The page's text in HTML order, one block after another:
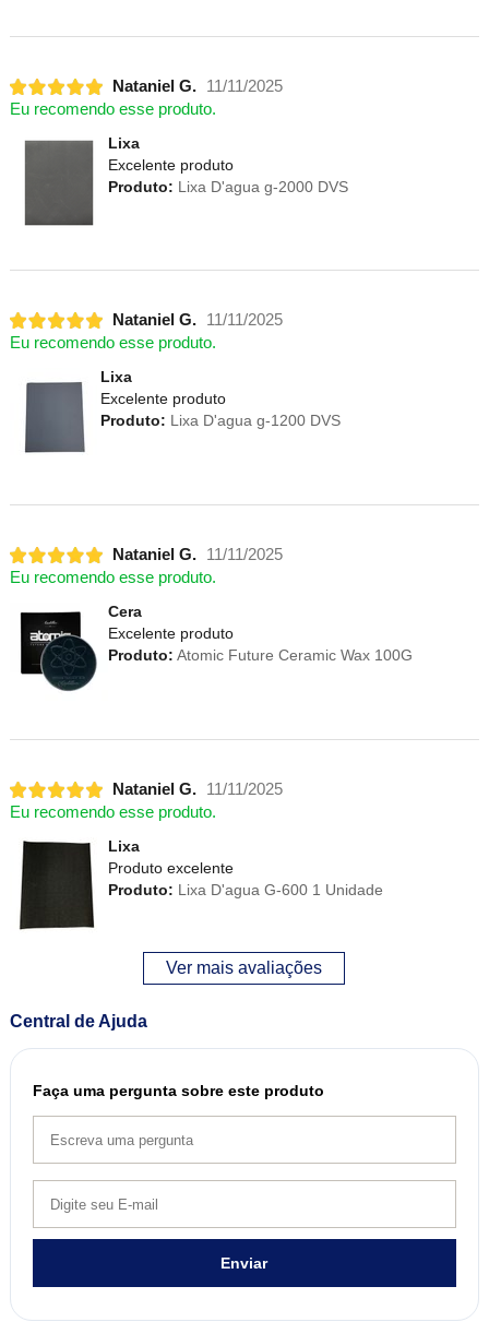
Nataniel G.
11/11/2025
Eu recomendo esse produto.
Lixa
Excelente produto
Produto: Lixa D'agua g-2000 DVS
Nataniel G.
11/11/2025
Eu recomendo esse produto.
Lixa
Excelente produto
Produto: Lixa D'agua g-1200 DVS
Nataniel G.
11/11/2025
Eu recomendo esse produto.
Cera
Excelente produto
Produto: Atomic Future Ceramic Wax 100G
Nataniel G.
11/11/2025
Eu recomendo esse produto.
Lixa
Produto excelente
Produto: Lixa D'agua G-600 1 Unidade
Ver mais avaliações
Central de Ajuda
Faça uma pergunta sobre este produto
Enviar